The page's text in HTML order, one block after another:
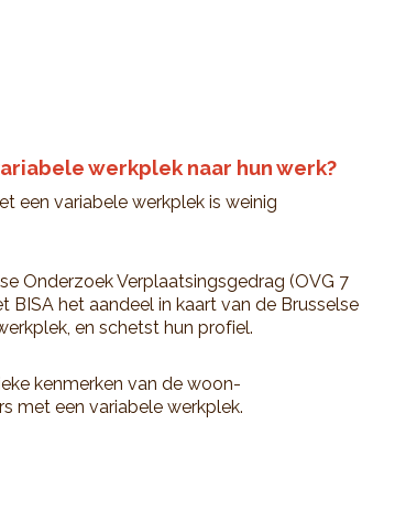
werkplek naar hun werk?
een variabele werkplek is weinig
Onderzoek Verplaatsingsgedrag (OVG 7
het aandeel in kaart van de Brusselse
en schetst hun profiel.
kenmerken van de woon-
met een variabele werkplek.